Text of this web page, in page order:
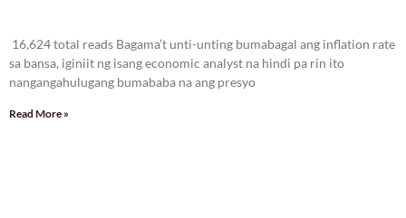
16,624 total reads Bagama’t unti-unting bumabagal ang inflation rate
sa bansa, iginiit ng isang economic analyst na hindi pa rin ito
nangangahulugang bumababa na ang presyo
Read More »